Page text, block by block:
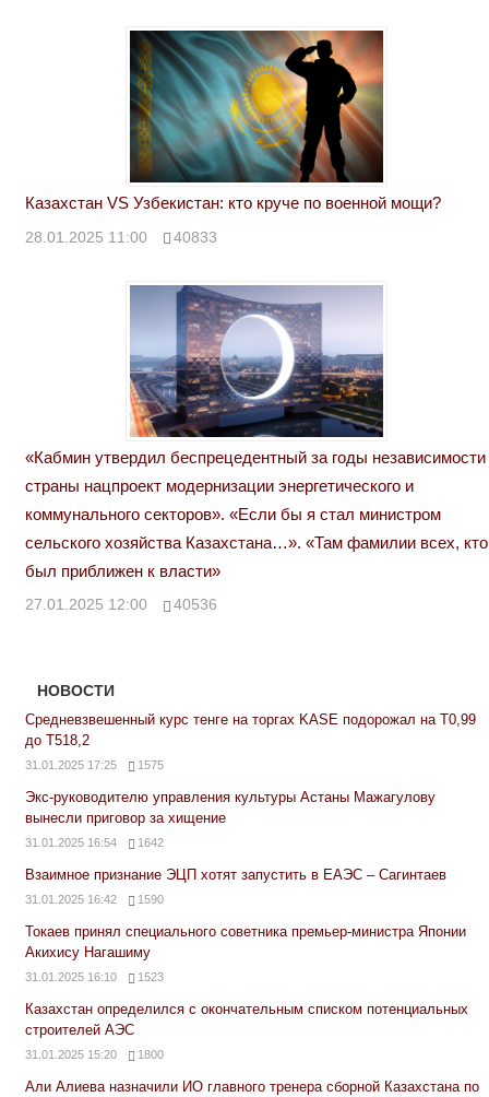
Казахстан VS Узбекистан: кто круче по военной мощи?
28.01.2025 11:00 40833
«Кабмин утвердил беспрецедентный за годы независимости
страны нацпроект модернизации энергетического и
коммунального секторов». «Если бы я стал министром
сельского хозяйства Казахстана…». «Там фамилии всех, кто
был приближен к власти»
27.01.2025 12:00 40536
НОВОСТИ
Средневзвешенный курс тенге на торгах KASE подорожал на Т0,99
до Т518,2
31.01.2025 17:25 1575
Экс-руководителю управления культуры Астаны Мажагулову
вынесли приговор за хищение
31.01.2025 16:54 1642
Взаимное признание ЭЦП хотят запустить в ЕАЭС – Сагинтаев
31.01.2025 16:42 1590
Токаев принял специального советника премьер-министра Японии
Акихису Нагашиму
31.01.2025 16:10 1523
Казахстан определился с окончательным списком потенциальных
строителей АЭС
31.01.2025 15:20 1800
Али Алиева назначили ИО главного тренера сборной Казахстана по